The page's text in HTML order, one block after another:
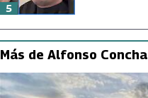
5
Más de Alfonso Concha